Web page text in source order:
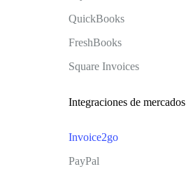
Integraciones de mercados